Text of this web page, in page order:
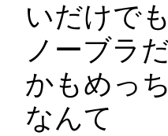
いだけで
ノーブラ
かもめっ
なんて